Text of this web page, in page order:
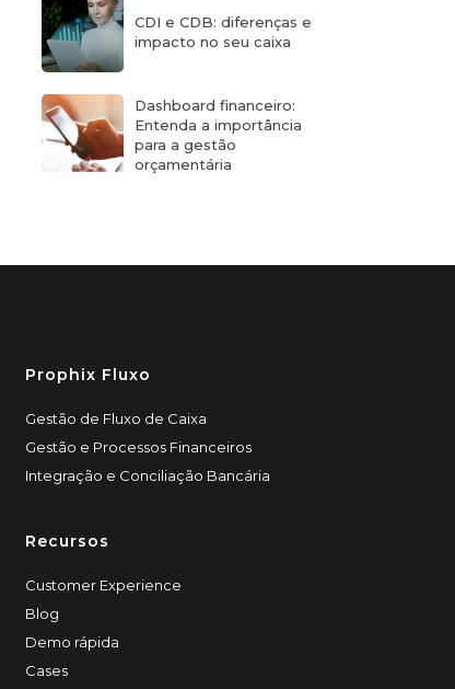
CDI e CDB: diferenças e
impacto no seu caixa
Dashboard financeiro:
Entenda a importância
para a gestão
orçamentária
Prophix Fluxo
Gestão de Fluxo de Caixa
Gestão e Processos Financeiros
Integração e Conciliação Bancária
Recursos
Customer Experience
Blog
Demo rápida
Cases